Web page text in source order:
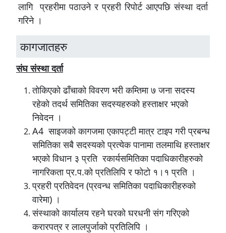
लागि प्रहरीमा पठाउने र प्रहरी रिपोर्ट आएपछि संस्था दर्ता
गरिने ।
कागजातहरु
संघ संस्था दर्ता
तोकिएको ढाँचाको विवरण भरी कम्तिमा ७ जना सदस्य
रहेको तदर्थ समितिका सदस्यहरुको हस्ताक्षर भएको
निवेदन ।
A4 साइजको कागजमा एकापट्टी मात्र टाइप गरी प्रबन्ध
समितिका सबै सदस्यको प्रत्येक पानामा तलमाथि हस्ताक्षर
भएको विधान ३ प्रति रकार्यसमितिका पदाधिकारीहरुको
नागरिकता प्र.प.को प्रतिलिपि र फोटो १।१ प्रति ।
प्रहरी प्रतिवेदन (प्रवन्ध समितिका पदाधिकारीहरुको
वारेमा) ।
संस्थाको कार्यालय रहने घरको घरधनी संग गरिएको
करारपत्र र लालपुर्जाको प्रतिलिपि ।